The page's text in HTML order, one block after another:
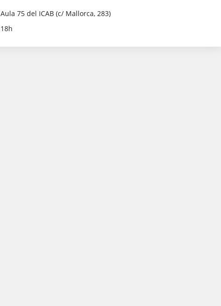
Aula 75 del ICAB (c/ Mallorca, 283)
18h